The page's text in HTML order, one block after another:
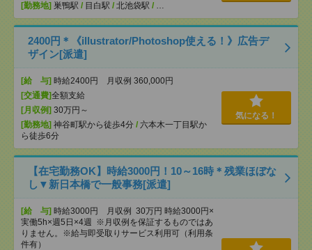
[勤務地] 巣鴨駅 / 目白駅 / 北池袋駅 / …
2400円＊《illustrator/Photoshop使える！》広告デ
ザイン[派遣]
[給 与] 時給2400円 月収例 360,000円
[交通費]全額支給
[月収例] 30万円～
[勤務地] 神谷町駅から徒歩4分 / 六本木一丁目駅か
ら徒歩6分
気になる！
【在宅勤務OK】時給3000円！10～16時＊残業ほぼな
し▼新日本橋で一般事務[派遣]
[給 与] 時給3000円 月収例 30万円 時給3000円×
実働5h×週5日×4週 ※月収例を保証するものではあ
りません。※給与即受取りサービス利用可（利用条
件有）